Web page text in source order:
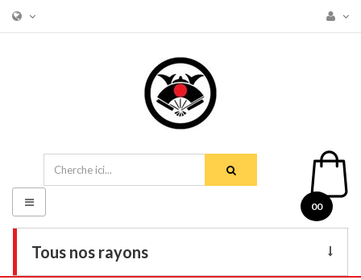
00
Tous nos rayons
Basculer
la
navigation